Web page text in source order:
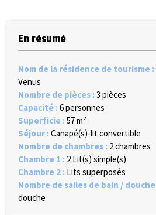
En résumé
Nom de la résidence de tourisme :
Venus
Nombre de pièces :3 pièces
Capacité :6 personnes
Superficie :57m²
Séjour :Canapé(s)-lit convertible
Nombre de chambres : 2 chambres
Chambre 1 : 2 Lit(s) simple(s)
Chambre 2 : Lits superposés
Nombre de salles de bain / douche
douche